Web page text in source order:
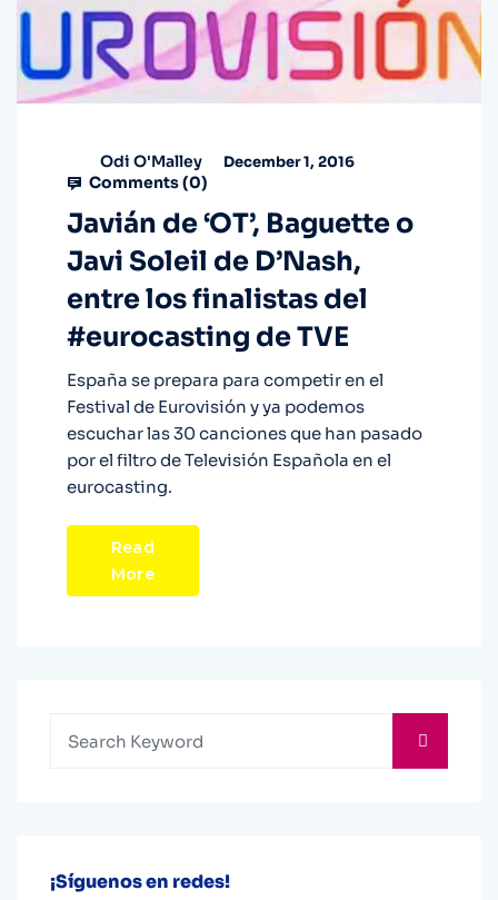
Odi O'Malley December 1, 2016
Comments (0)
Javián de ‘OT’, Baguette o
Javi Soleil de D’Nash,
entre los finalistas del
#eurocasting de TVE
España se prepara para competir en el
Festival de Eurovisión y ya podemos
escuchar las 30 canciones que han pasado
por el filtro de Televisión Española en el
eurocasting.
Read
More
¡Síguenos en redes!